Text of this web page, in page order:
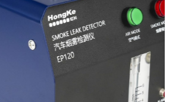
管道泄
漏检测
设计